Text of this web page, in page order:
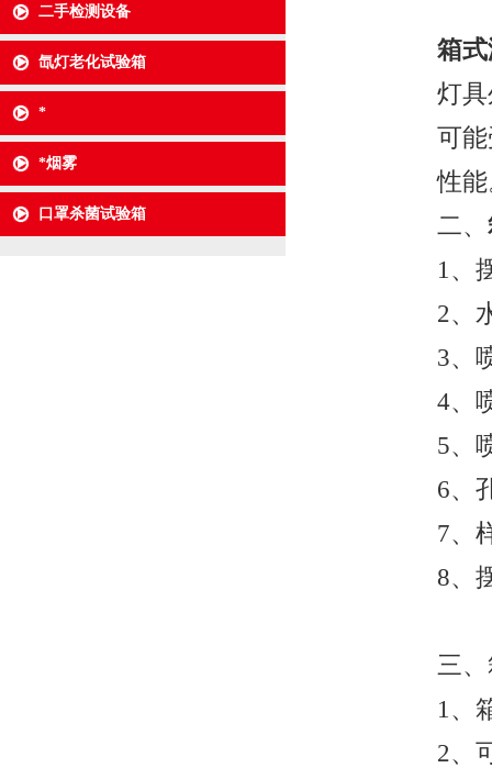
二手检测设备
氙灯老化试验箱
*
*烟雾
口罩杀菌试验箱
箱
灯
可
性
二、
1、
2、
3、
4、
5、
6、
7、
8、
三
1、
2、